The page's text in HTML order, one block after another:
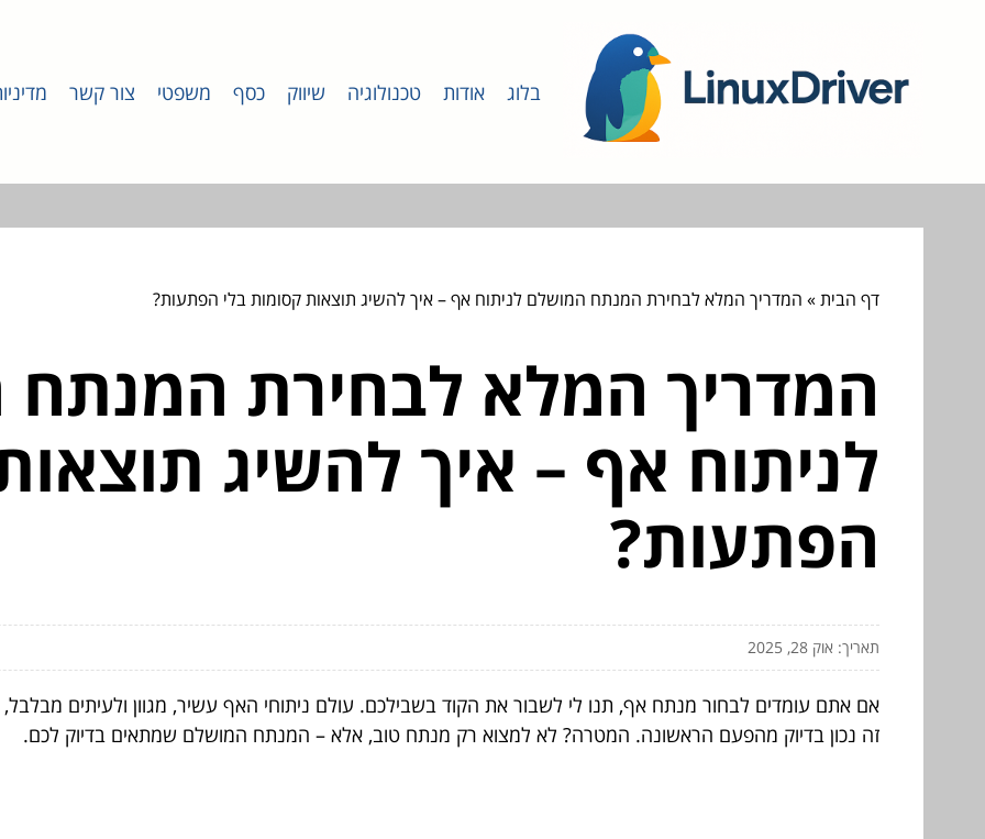
בלוג אודות טכנולוגיה שיווק כסף משפטי צור קשר
דף הבית» המדריך המלא לבחירת המנתח המושלם לניתוח אף – איך להשיג תוצאות קסומות בלי הפתעות?
המדריך המלא לבחירת
לניתוח אף – איך להשיג
הפתעות?
תאריך: אוק 28, 2025
אם אתם עומדים לבחור מנתח אף, תנו לי לשבור את הקוד בשבילכם. עולם ניתוחי האף עשיר, מגוון ולעיתים
זה נכון בדיוק מהפעם הראשונה. המטרה? לא למצוא רק מנתח טוב, אלא – המנתח המושלם שמתאים בדיוק לכם.